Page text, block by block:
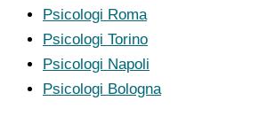
Psicologi Roma
Psicologi Torino
Psicologi Napoli
Psicologi Bologna